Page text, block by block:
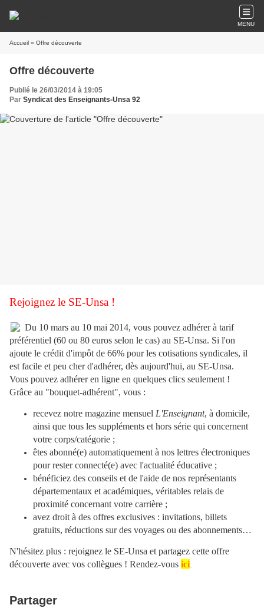
MENU
Accueil » Offre découverte
Offre découverte
Publié le 26/03/2014 à 19:05
Par Syndicat des Enseignants-Unsa 92
Rejoignez le SE-Unsa !
Du 10 mars au 10 mai 2014, vous pouvez adhérer à tarif
préférentiel (60 ou 80 euros selon le cas) au SE-Unsa. Si l'on
ajoute le crédit d'impôt de 66% pour les cotisations syndicales, il
est facile et peu cher d'adhérer, dès aujourd'hui, au SE-Unsa.
Vous pouvez adhérer en ligne en quelques clics seulement !
Grâce au "bouquet-adhérent", vous :
recevez notre magazine mensuel L'Enseignant, à domicile,
ainsi que tous les suppléments et hors série qui concernent
votre corps/catégorie ;
êtes abonné(e) automatiquement à nos lettres électroniques
pour rester connecté(e) avec l'actualité éducative ;
bénéficiez des conseils et de l'aide de nos représentants
départementaux et académiques, véritables relais de
proximité concernant votre carrière ;
avez droit à des offres exclusives : invitations, billets
gratuits, réductions sur des voyages ou des abonnements…
N'hésitez plus : rejoignez le SE-Unsa et partagez cette offre
découverte avec vos collègues ! Rendez-vous ici
Partager